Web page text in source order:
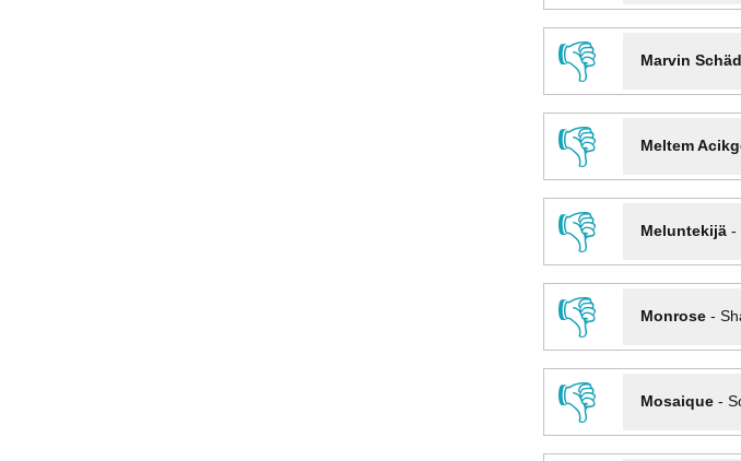
👎
Marvin
👎
Meltem
👎
Meluntekijä-
👎
Monrose-
👎
Mosaique-